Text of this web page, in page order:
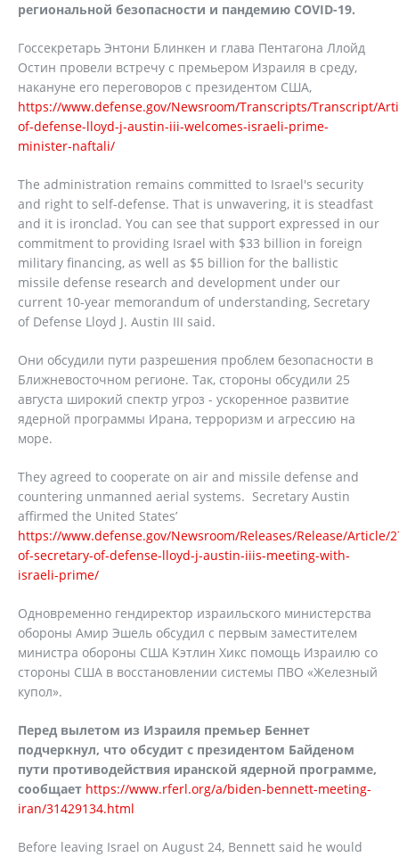
региональной безопасности и пандемию COVID-19.
Госсекретарь Энтони Блинкен и глава Пентагона Ллойд
Остин провели встречу с премьером Израиля в среду,
накануне его переговоров с президентом США,
https://www.defense.gov/Newsroom/Transcripts/Transcript/
of-defense-lloyd-j-austin-iii-welcomes-israeli-prime-
minister-naftali/
The administration remains committed to Israel's security
and right to self-defense. That is unwavering, it is steadfast
and it is ironclad. You can see that support expressed in our
commitment to providing Israel with $33 billion in foreign
military financing, as well as $5 billion for the ballistic
missile defense research and development under our
current 10-year memorandum of understanding, Secretary
of Defense Lloyd J. Austin III said.
Они обсудили пути разрешения проблем безопасности в
Ближневосточном регионе. Так, стороны обсудили 25
августа широкий спектр угроз - ускоренное развитие
ядерной программы Ирана, терроризм и агрессию на
море.
They agreed to cooperate on air and missile defense and
countering unmanned aerial systems. Secretary Austin
affirmed the United States’
https://www.defense.gov/Newsroom/Releases/Release/Article/
of-secretary-of-defense-lloyd-j-austin-iiis-meeting-with-
israeli-prime/
Одновременно гендиректор израильского министерства
обороны Амир Эшель обсудил с первым заместителем
министра обороны США Кэтлин Хикс помощь Израилю со
стороны США в восстановлении системы ПВО «Железный
купол».
Перед вылетом из Израиля премьер Беннет
подчеркнул, что обсудит с президентом Байденом
пути противодействия иранской ядерной программе,
сообщает https://www.rferl.org/a/biden-bennett-meeting-
iran/31429134.html
Before leaving Israel on August 24, Bennett said he would